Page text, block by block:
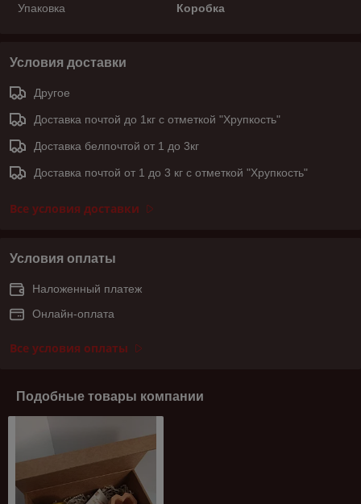
Упаковка
Коробка
Условия доставки
Другое
Доставка почтой до 1кг с отметкой "Хрупкость"
Доставка белпочтой от 1 до 3кг
Доставка почтой от 1 до 3 кг с отметкой "Хрупкость"
Все условия доставки
Условия оплаты
Наложенный платеж
Онлайн-оплата
Все условия оплаты
Подобные товары компании